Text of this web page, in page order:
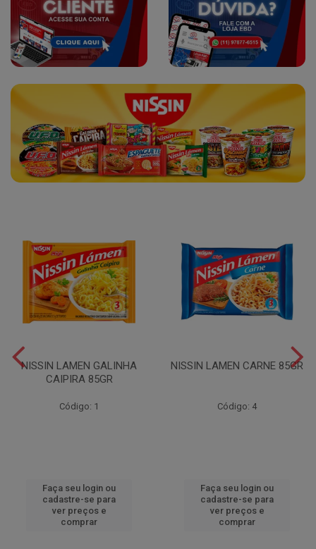
NISSIN LAMEN GALINHA
CAIPIRA 85GR
Código: 1
Faça seu login ou
cadastre-se para
ver preços e
comprar
NISSIN LAMEN CARNE 85GR
Código: 4
Faça seu login ou
cadastre-se para
ver preços e
comprar